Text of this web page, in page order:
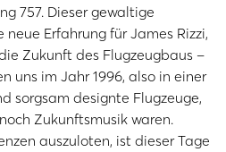
757. Dieser gewaltige
Erfahrung für James Rizzi,
Zukunft des Flugzeugbaus –
uns im Jahr 1996, also in einer
sorgsam designte Flugzeuge,
Zukunftsmusik waren.
auszuloten, ist dieser Tage